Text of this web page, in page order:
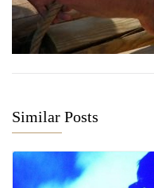
Similar Posts